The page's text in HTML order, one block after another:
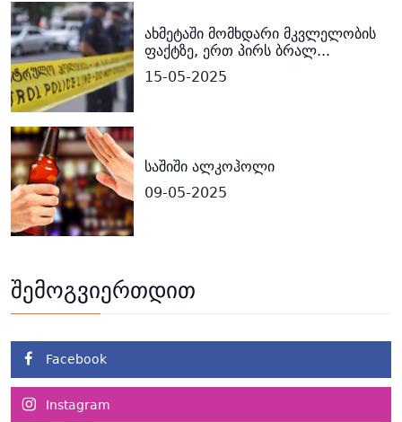
ახმეტაში მომხდარი მკვლელობის
ფაქტზე, ერთ პირს ბრალ...
15-05-2025
საშიში ალკოჰოლი
09-05-2025
შემოგვიერთდით
Facebook
Instagram